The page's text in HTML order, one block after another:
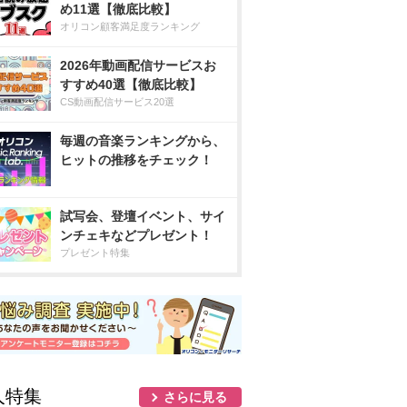
め11選【徹底比較】
オリコン顧客満足度ランキング
2026年動画配信サービスお
すすめ40選【徹底比較】
CS動画配信サービス20選
毎週の音楽ランキングから、
ヒットの推移をチェック！
試写会、登壇イベント、サイ
ンチェキなどプレゼント！
プレゼント特集
特集 さらに見る